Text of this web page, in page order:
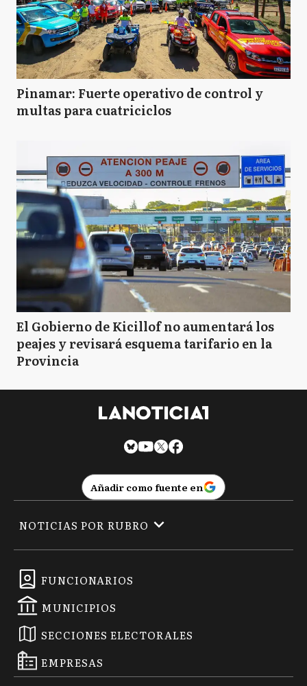
Pinamar: Fuerte operativo de control y
multas para cuatriciclos
El Gobierno de Kicillof no aumentará los
peajes y revisará esquema tarifario en la
Provincia
Añadir como fuente en
FUNCIONARIOS
MUNICIPIOS
SECCIONES ELECTORALES
EMPRESAS
NOTICIAS POR RUBRO